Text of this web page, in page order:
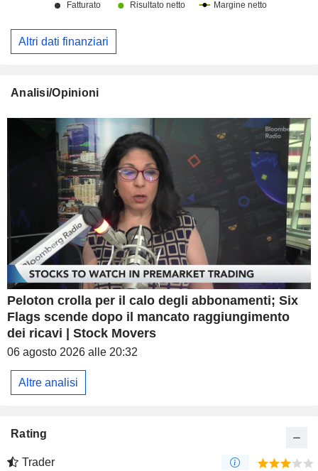
Altri dati finanziari
Analisi/Opinioni
Peloton crolla per il calo degli abbonamenti; Six
Flags scende dopo il mancato raggiungimento
dei ricavi | Stock Movers
06 agosto 2026 alle 20:32
Altre analisi
Rating
Trader